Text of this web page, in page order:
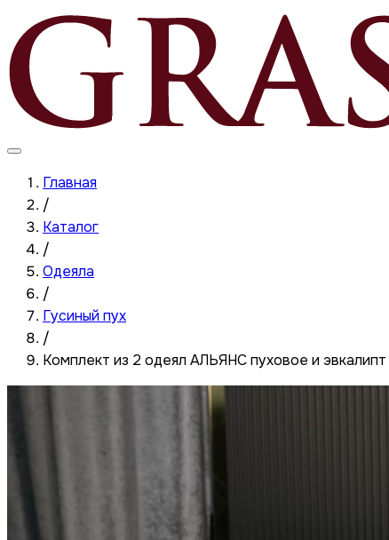
Главная
/
Каталог
/
Одеяла
/
Гусиный пух
/
Комплект из 2 одеял АЛЬЯНС пуховое и